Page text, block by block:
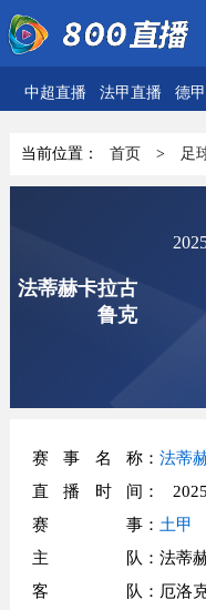
中超直播 法甲直播 德
当前位置： 首页 > 足
法蒂赫卡拉古
鲁克
赛事名称： 法蒂
直播时间 ：
赛事： 土甲
主队 ：法蒂
客队 ：厄洛